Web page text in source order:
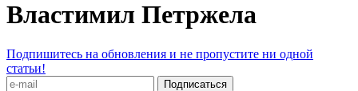
Властимил Петржела
Подпишитесь на обновления и не пропустите ни одной
статьи!